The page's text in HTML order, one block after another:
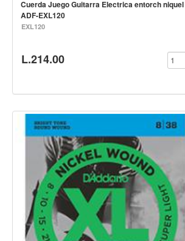
Teclado Digital
Piano Digital
Accesorios
Viola
Cello
Contrabajo
Cuerda Juego Guitarra Electrica entorch
ADF-EXL120
EXL120
L.214.00